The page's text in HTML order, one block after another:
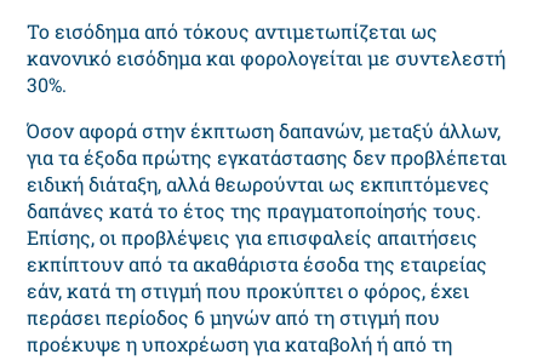
Το εισόδημα από τόκους αντιμετωπίζεται ως
κανονικό εισόδημα και φορολογείται με συντελεστή
30%.
Όσον αφορά στην έκπτωση δαπανών, μεταξύ άλλων,
για τα έξοδα πρώτης εγκατάστασης δεν προβλέπεται
ειδική διάταξη, αλλά θεωρούνται ως εκπιπτόμενες
δαπάνες κατά το έτος της πραγματοποίησής τους.
Επίσης, οι προβλέψεις για επισφαλείς απαιτήσεις
εκπίπτουν από τα ακαθάριστα έσοδα της εταιρείας
εάν, κατά τη στιγμή που προκύπτει ο φόρος, έχει
περάσει περίοδος 6 μηνών από τη στιγμή που
προέκυψε η υποχρέωση για καταβολή ή από τη